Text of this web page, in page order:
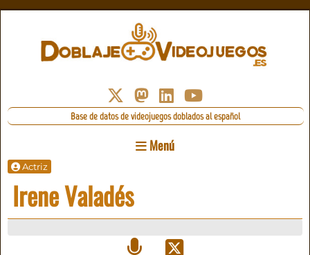
Base de datos de videojuegos doblados al español
Menú
Actriz
Irene Valadés